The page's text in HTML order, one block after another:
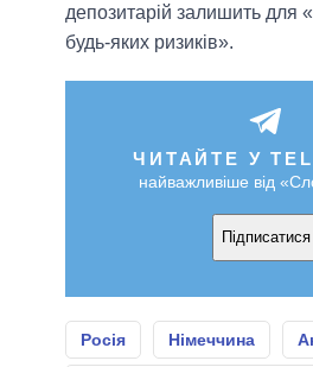
депозитарій залишить для
будь-яких ризиків».
ЧИТАЙТЕ У
найважливіше від
Підписатися
Росія Німеччина